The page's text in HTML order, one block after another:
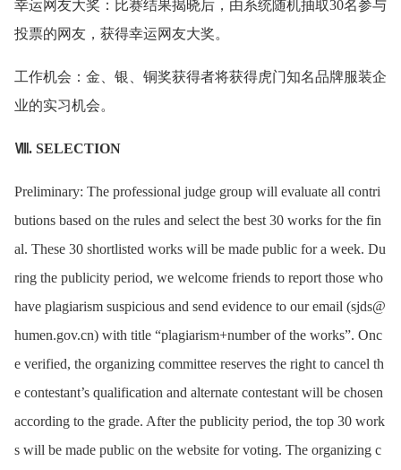
幸运网友大奖：比赛结果揭晓后，由系统随机抽取30名参与
投票的网友，获得幸运网友大奖。
工作机会：金、银、铜奖获得者将获得虎门知名品牌服装企
业的实习机会。
Ⅷ. SELECTION
Preliminary: The professional judge group will evaluate all contri
butions based on the rules and select the best 30 works for the fin
al. These 30 shortlisted works will be made public for a week. Du
ring the publicity period, we welcome friends to report those who
have plagiarism suspicious and send evidence to our email (sjds@
humen.gov.cn) with title “plagiarism+number of the works”. Onc
e verified, the organizing committee reserves the right to cancel th
e contestant’s qualification and alternate contestant will be chosen
according to the grade. After the publicity period, the top 30 work
s will be made public on the website for voting. The organizing c